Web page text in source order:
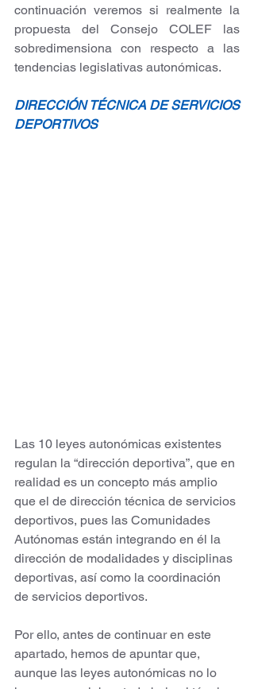
continuación veremos si realmente la
propuesta del Consejo COLEF las
sobredimensiona con respecto a las
tendencias legislativas autonómicas.
DIRECCIÓN TÉCNICA DE SERVICIOS
DEPORTIVOS
Las 10 leyes autonómicas existentes
regulan la “dirección deportiva”, que en
realidad es un concepto más amplio
que el de dirección técnica de servicios
deportivos, pues las Comunidades
Autónomas están integrando en él la
dirección de modalidades y disciplinas
deportivas, así como la coordinación
de servicios deportivos.
Por ello, antes de continuar en este
apartado, hemos de apuntar que,
aunque las leyes autonómicas no lo